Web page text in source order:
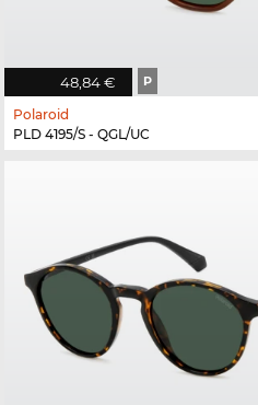
48,84 € P
Polaroid
PLD 4195/S - QGL/UC